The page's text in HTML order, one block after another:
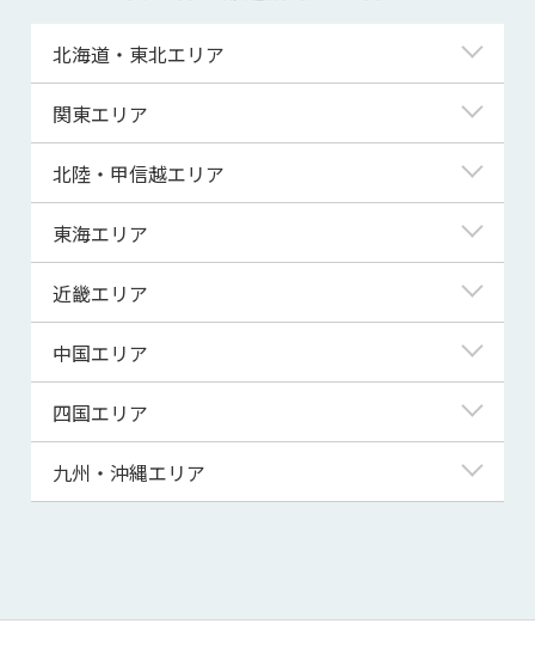
北海道・東北エリア
北海道
青森県
宮城県
秋田県
山形県
関東エリア
東京都
神奈川県
埼玉県
千葉県
茨城県
群馬県
北陸・甲信越エリア
新潟県
富山県
福井県
山梨県
長野県
東海エリア
岐阜県
静岡県
三重県
近畿エリア
滋賀県
京都府
大阪府
兵庫県
和歌山県
中国エリア
鳥取県
島根県
山口県
四国エリア
徳島県
高知県
九州・沖縄エリア